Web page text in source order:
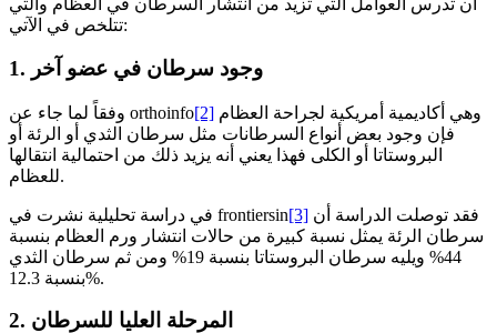
أن تدرس العوامل التي تزيد من انتشار السرطان في العظام والتي
تتلخص في الآتي:
وفقاً لما جاء عن orthoinfo[2]
فإن وجود بعض أنواع السرطانات مثل سرطان الثدي أو الرئة أو
البروستاتا أو الكلى فهذا يعني أنه يزيد ذلك من احتمالية انتقالها
للعظام.
في دراسة تحليلية نشرت في frontiersin[3]
سرطان الرئة يمثل نسبة كبيرة من حالات انتشار ورم العظام بنسبة
44% ويليه سرطان البروستاتا بنسبة 19% ومن ثم سرطان الثدي
بنسبة 12.3%.